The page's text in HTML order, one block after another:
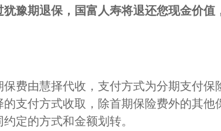
犹豫期退保，国富人寿将退还您现金价值
保费由慧择代收，支付方式为分期支付保
的支付方式收取，除首期保险费外的其他
定的方式和金额划转。